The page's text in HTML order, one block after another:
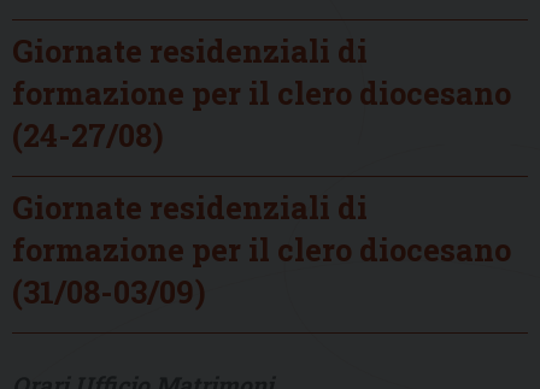
Giornate residenziali di
formazione per il clero diocesano
(24-27/08)
Giornate residenziali di
formazione per il clero diocesano
(31/08-03/09)